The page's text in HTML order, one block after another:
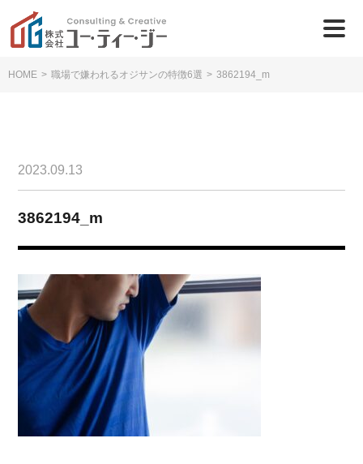
HOME > 職場で嫌われるオジサンの特徴6選 > 3862194_m
2023.09.13
3862194_m